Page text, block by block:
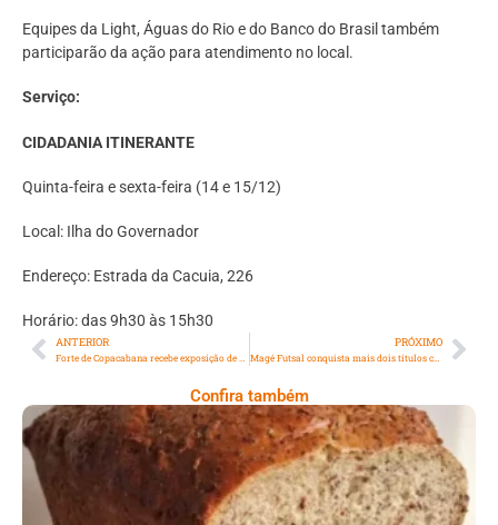
Equipes da Light, Águas do Rio e do Banco do Brasil também
participarão da ação para atendimento no local.
Serviço:
CIDADANIA ITINERANTE
Quinta-feira e sexta-feira (14 e 15/12)
Local: Ilha do Governador
Endereço: Estrada da Cacuia, 226
Horário: das 9h30 às 15h30
ANTERIOR
Forte de Copacabana recebe exposição de fotografias “A História da China”
PRÓXIMO
Magé Futsal conquista mais dois títulos cariocas
Confira também
Comer Bem: Pão Low Carb